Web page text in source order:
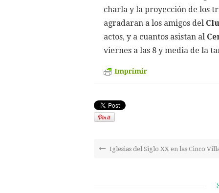
charla y la proyección de los
agradaran a los amigos del
actos, y a cuantos asistan al
viernes a las 8 y media de la
Imprimir
Iglesias del Siglo XX en las Cinco